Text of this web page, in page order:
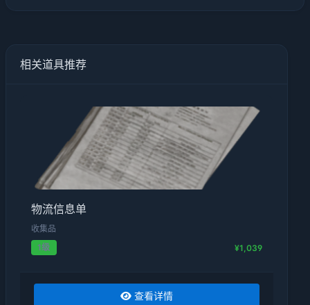
相关道具推荐
物流信息单
收集品
1级
¥1,039
查看详情